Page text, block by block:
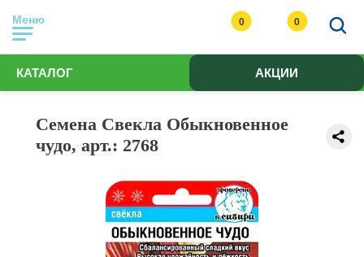
Меню 0 0
КАТАЛОГ АКЦИИ
Семена Свекла Обыкновенное
чудо, арт.: 2768